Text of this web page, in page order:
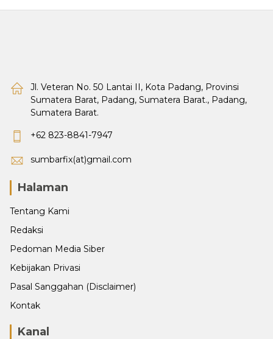
Jl. Veteran No. 50 Lantai II, Kota Padang, Provinsi
Sumatera Barat, Padang, Sumatera Barat., Padang,
Sumatera Barat.
+62 823-8841-7947
sumbarfix(at)gmail.com
Halaman
Tentang Kami
Redaksi
Pedoman Media Siber
Kebijakan Privasi
Pasal Sanggahan (Disclaimer)
Kontak
Kanal